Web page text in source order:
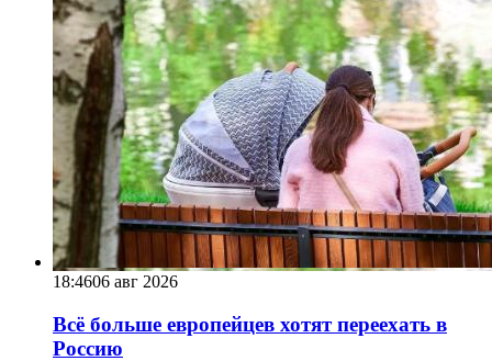
18:4606 авг 2026
Всё больше европейцев хотят переехать в
Россию